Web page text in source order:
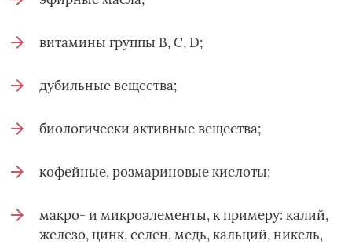
витамины группы В, С, D;
дубильные вещества;
биологически активные вещества;
кофейные, розмариновые кислоты;
макро- и микроэлементы, к примеру: калий,
железо, цинк, селен, медь, кальций, никель,